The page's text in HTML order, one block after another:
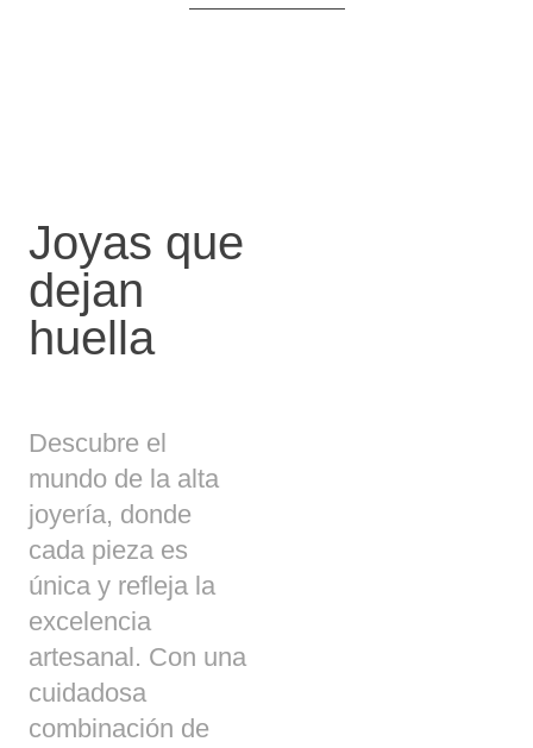
Joyas que
dejan
huella
Descubre el
mundo de la alta
joyería, donde
cada pieza es
única y refleja la
excelencia
artesanal. Con una
cuidadosa
combinación de